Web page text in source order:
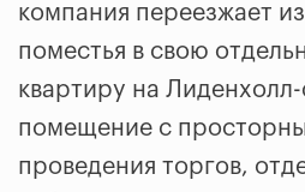
компания переезжает
поместья в свою
квартиру на
помещение с
проведения торгов,